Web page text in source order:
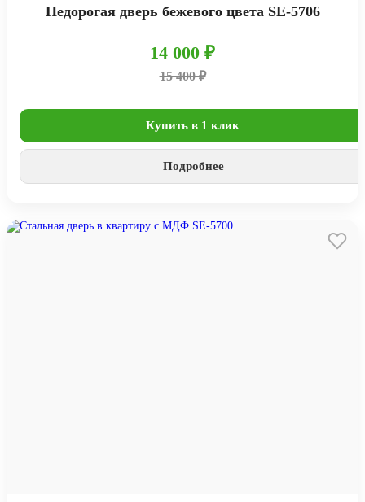
Недорогая дверь бежевого цвета SE-5706
14 000 ₽
15 400 ₽
Купить в 1 клик
Подробнее